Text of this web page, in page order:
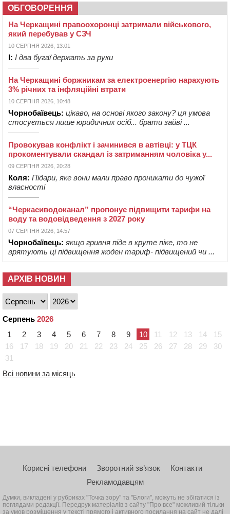
ОБГОВОРЕННЯ
На Черкащині правоохоронці затримали військового,
який перебував у СЗЧ
10 СЕРПНЯ 2026, 13:01
І: І два бугаї держать за руки
На Черкащині боржникам за електроенергію нарахують
3% річних та інфляційні втрати
10 СЕРПНЯ 2026, 10:48
Чорнобаївець: цікаво, на основі якого закону? ця умова
стосується лише юридичних осіб... брати зайві ...
Провокував конфлікт і зачинився в автівці: у ТЦК
прокоментували скандал із затриманням чоловіка у...
09 СЕРПНЯ 2026, 20:28
Коля: Підари, яке вони мали право проникати до чужої
власності
“Черкасиводоканал” пропонує підвищити тарифи на
воду та водовідведення з 2027 року
07 СЕРПНЯ 2026, 14:57
Чорнобаївець: якщо гривня піде в круте піке, то не
врятують ці підвищення жоден тариф- підвищений чи ...
АРХІВ НОВИН
Серпень 2026
1
2 3 4 5 6 7 8 9 10 11 12 13 14
15
16
17 18 19 20 21 22 23 24 25 26 27 28 29
30
31
Всі новини за місяць
Корисні телефони Зворотний зв’язок
Контакти
Рекламодавцям
Думки, викладені у рубриках "Точка зору" та "Блоги", можуть не збігатися із
поглядами редакції. Передрук матеріалів з сайту "Про все" можливий тільки
за умов розміщення у тексті прямого і активного посилання на сайт не далі